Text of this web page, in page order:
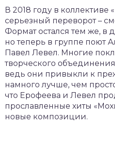
В 2018 году в коллективе
серьезный переворот –
Формат остался тем же, в
но теперь в группе поют
Павел Левел. Многие
творческого
ведь они привыкли к
намного лучше, чем
что Ерофеева и Левел
прославленные хиты
новые композиции.